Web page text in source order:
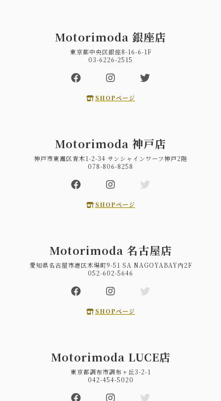
Motorimoda 銀座店
東京都中央区銀座8-16-6-1F
03-6226-2515
SHOPページ
Motorimoda 神戸店
神戸市東灘区青木1-2-34 サンシャインワーフ神戸2階
078-806-8258
SHOPページ
Motorimoda 名古屋店
愛知県名古屋市港区木場町9-51 SA NAGOYABAY内2F
052-602-5646
SHOPページ
Motorimoda LUCE店
東京都調布市調布ヶ丘3-2-1
042-454-5020